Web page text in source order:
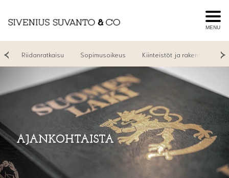
MENU
Riidanratkaisu Sopimusoikeus Kiinteistöt ja rakentaminen
AJANKOHTAISTA